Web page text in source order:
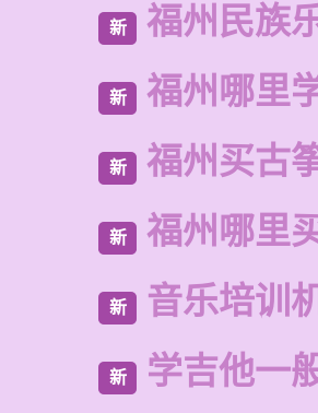
新 福州民族
新 福州哪里
新 福州买古
新 福州哪里
新 音乐培训
新 学吉他一